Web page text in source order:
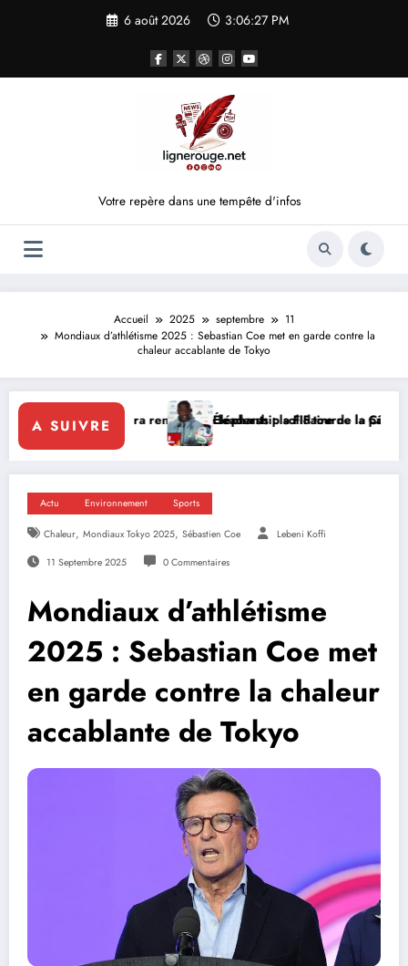
6 août 2026 3:06:27 PM
Votre repère dans une tempête d'infos
Accueil 2025 septembre
11
Mondiaux d’athlétisme 2025 : Sebastian Coe met en garde contre la
chaleur accablante de Tokyo
A SUIVRE
renforce le leadership solidaire de la Côte d’Ivoire en Afrique
Éléphants : la FIF tourne la page Emerse Faé
Actu Environnement Sports
Chaleur, Mondiaux Tokyo 2025, Sébastien Coe Lebeni Koffi
11 Septembre 2025 0 Commentaires
Mondiaux d’athlétisme
2025 : Sebastian Coe met
en garde contre la chaleur
accablante de Tokyo